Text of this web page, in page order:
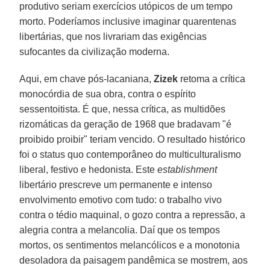
produtivo seriam exercícios utópicos de um tempo
morto. Poderíamos inclusive imaginar quarentenas
libertárias, que nos livrariam das exigências
sufocantes da civilização moderna.
Aqui, em chave pós-lacaniana,Zizek retoma a crítica
monocórdia de sua obra, contra o espírito
sessentoitista. É que, nessa crítica, as multidões
rizomáticas da geração de 1968 que bradavam "é
proibido proibir" teriam vencido. O resultado histórico
foi o status quo contemporâneo do multiculturalismo
liberal, festivo e hedonista. Esteestablishment
libertário prescreve um permanente e intenso
envolvimento emotivo com tudo: o trabalho vivo
contra o tédio maquinal, o gozo contra a repressão, a
alegria contra a melancolia. Daí que os tempos
mortos, os sentimentos melancólicos e a monotonia
desoladora da paisagem pandêmica se mostrem, aos